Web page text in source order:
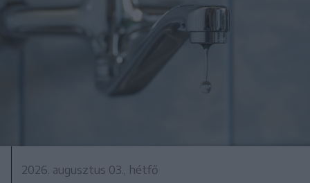
2026. augusztus 03., hétfő